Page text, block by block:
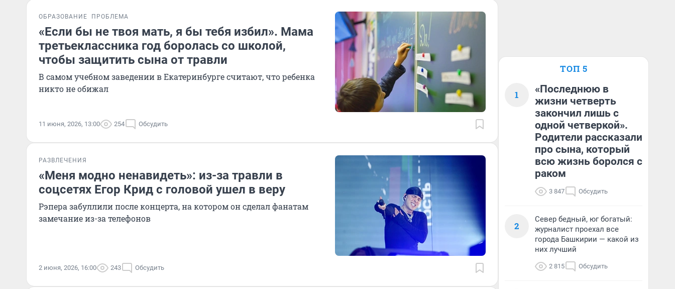
ОБРАЗОВАНИЕ ПРОБЛЕМА
«Если бы не твоя мать, я бы тебя избил». Мама
третьеклассника год боролась со школой,
чтобы защитить сына от травли
В самом учебном заведении в Екатеринбурге считают, что ребенка
никто не обижал
11 июня, 2026, 13:00 254 Обсудить
РАЗВЛЕЧЕНИЯ
«Меня модно ненавидеть»: из-за травли в
соцсетях Егор Крид с головой ушел в веру
Рэпера забуллили после концерта, на котором он сделал фанатам
замечание из-за телефонов
2 июня, 2026, 16:00 243 Обсудить
ТОП 5
1
«Последнюю в
жизни четверть
закончил лишь с
одной четверкой».
Родители рассказали
про сына, который
всю жизнь боролся с
раком
3 847 Обсудить
2
Север бедный, юг богатый:
журналист проехал все
города Башкирии — какой из
них лучший
2 815 Обсудить